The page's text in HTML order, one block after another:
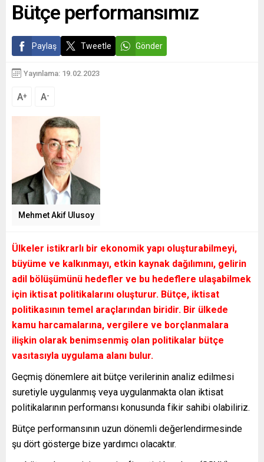
Bütçe performansımız
Paylaş Tweetle Gönder
Yayınlama: 19.02.2023
A+ A-
Mehmet Akif Ulusoy
Ülkeler istikrarlı bir ekonomik yapı oluşturabilmeyi,
büyüme ve kalkınmayı, etkin kaynak dağılımını, gelirin
adil bölüşümünü hedefler ve bu hedeflere ulaşabilmek
için iktisat politikalarını oluşturur. Bütçe, iktisat
politikasının temel araçlarından biridir. Bir ülkede
kamu harcamalarına, vergilere ve borçlanmalara
ilişkin olarak benimsenmiş olan politikalar bütçe
vasıtasıyla uygulama alanı bulur.
Geçmiş dönemlere ait bütçe verilerinin analiz edilmesi
suretiyle uygulanmış veya uygulanmakta olan iktisat
politikalarının performansı konusunda fikir sahibi olabiliriz.
Bütçe performansının uzun dönemli değerlendirmesinde
şu dört gösterge bize yardımcı olacaktır.